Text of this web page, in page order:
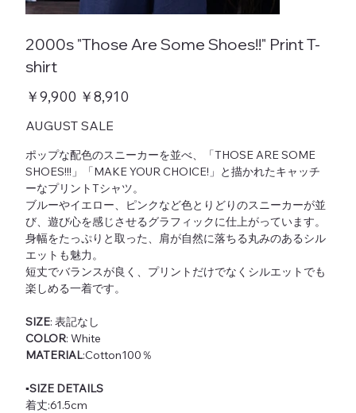
2000s "Those Are Some Shoes!!" Print T-
shirt
元
の
格
￥9,900
セ
ー
価
￥8,910
AUGUST SALE
ポップな配色のスニーカーを並べ、「THOSE ARE SOME
SHOES!!!」「MAKE YOUR CHOICE!」と描かれたキャッチ
ーなプリントTシャツ。
ブルーやイエロー、ピンクなど色とりどりのスニーカーが並
び、遊び心を感じさせるグラフィックに仕上がっています。
身幅をたっぷりと取った、肩が自然に落ちる丸みのあるシル
エットも魅力。
短丈でバランスが良く、プリントだけでなくシルエットでも
楽しめる一着です。
SIZE: 表記なし
COLOR: White
MATERIAL:Cotton100％
▪️SIZE DETAILS
着丈:61.5cm